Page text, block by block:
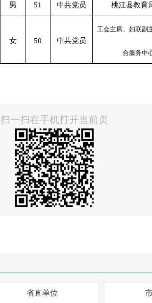
男 51 中共党员 桃江县教育
女 50 中共党员
工会主席、妇联副
合服务中
扫一扫在手机打开当前页
省直单位